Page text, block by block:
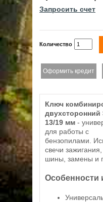
Запросить счет
Количество
Оформить кредит
Ключ
двухсторонний
13/19 мм -
для работы с
бензопилами.
свечи
шины, замены и
Особенности